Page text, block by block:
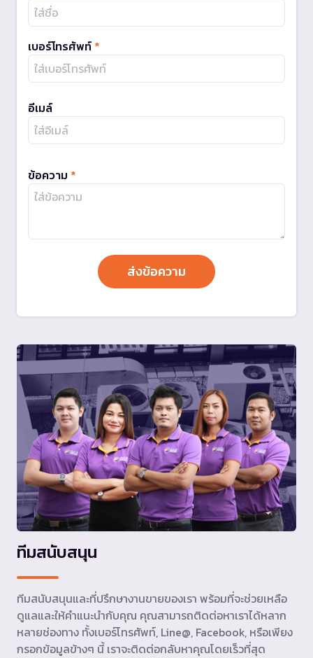
เบอร์โทรศัพท์ *
อีเมล์
ข้อความ *
ทีมสนับสนุน
ทีมสนับสนุนและที่ปรึกษางานขายของเรา พร้อมที่จะช่วยเหลือ
ดูแลและให้คำแนะนำกับคุณ คุณสามารถติดต่อหาเราได้หลาก
หลายช่องทาง ทั้งเบอร์โทรศัพท์, Line@, Facebook, หรือเพียง
กรอกข้อมูลข้างๆ นี้ เราจะติดต่อกลับหาคุณโดยเร็วที่สุด